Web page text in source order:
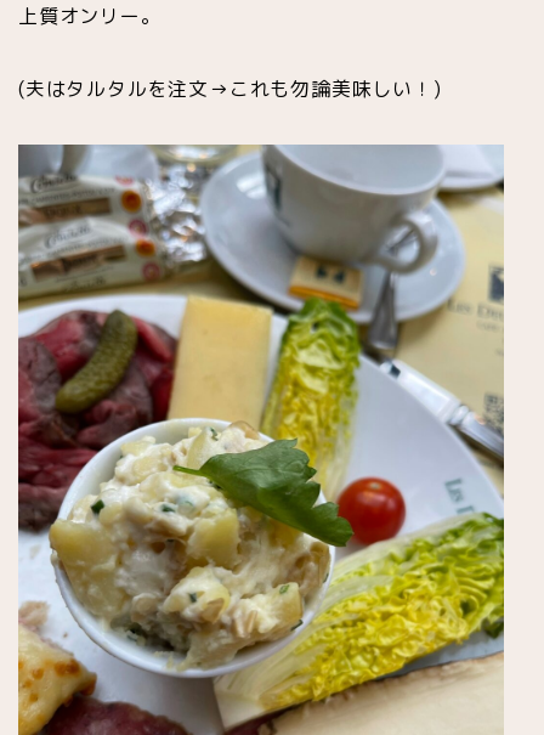
上質オンリー。
(夫はタルタルを注文→これも勿論美味しい！)